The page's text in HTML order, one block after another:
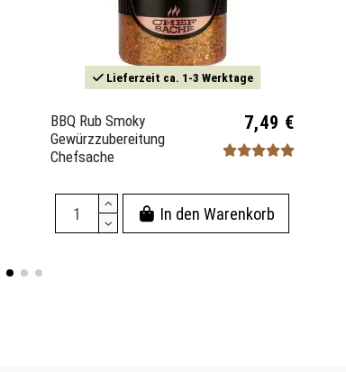
Lieferzeit ca. 1-3 Werktage
BBQ Rub Smoky
Gewürzzubereitung
Chefsache
7,49 €
In den Warenkorb